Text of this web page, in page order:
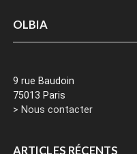
OLBIA
9 rue Baudoin
75013 Paris
> Nous contacter
ARTICLES RÉCENTS